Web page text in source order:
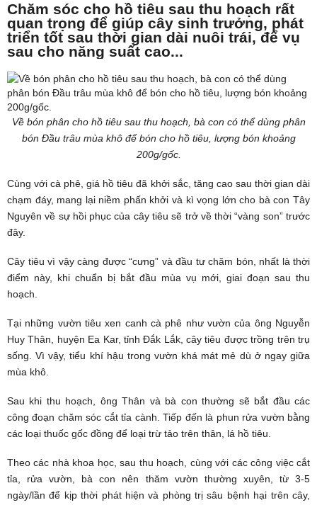
Chăm sóc cho hồ tiêu sau thu hoạch rất
quan trọng để giúp cây sinh trưởng, phát
triển tốt sau thời gian dài nuôi trái, để vụ
sau cho năng suất cao...
Về bón phân cho hồ tiêu sau thu hoạch, bà con có thể dùng phân
bón Đầu trâu mùa khô để bón cho hồ tiêu, lượng bón khoảng
200g/gốc.
Cùng với cà phê, giá hồ tiêu đã khởi sắc, tăng cao sau thời gian dài
chạm đáy, mang lại niềm phấn khởi và kì vọng lớn cho bà con Tây
Nguyên về sự hồi phục của cây tiêu sẽ trở về thời “vàng son” trước
đây.
Cây tiêu vì vậy càng được “cưng” và đầu tư chăm bón, nhất là thời
điểm này, khi chuẩn bị bắt đầu mùa vụ mới, giai đoạn sau thu
hoạch.
Tại những vườn tiêu xen canh cà phê như vườn của ông Nguyễn
Huy Thân, huyện Ea Kar, tỉnhĐắk Lắk, cây tiêu được trồng trên trụ
sống. Vì vậy, tiểu khí hậu trong vườn khá mát mẻ dù ở ngay giữa
mùa khô.
Sau khi thu hoạch, ông Thân và bà con thường sẽ bắt đầu các
công đoạn chăm sóc cắt tỉa cành. Tiếp đến là phun rửa vườn bằng
các loại thuốc gốc đồng để loại trừ tảo trên thân, lá hồ tiêu.
Theo các nhà khoa học, sau thu hoạch, cùng với các công việc cắt
tỉa, rửa vườn, bà con nên thăm vườn thường xuyên, từ 3-5
ngày/lần để kịp thời phát hiện và phòng trị sâu bệnh hại trên cây,